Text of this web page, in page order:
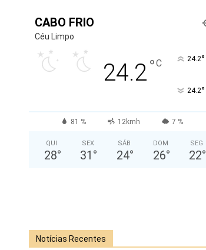
CABO FRIO
Céu Limpo
24.2°C 24.2°
24.2°
81 % 12kmh 7 %
QUI
28°
SEX
31 °
SÁB
24°
DOM
26°
SEG
22°
Notícias Recentes